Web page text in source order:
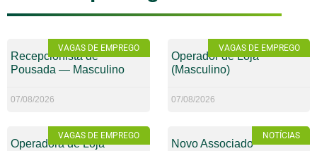
VAGAS DE EMPREGO
Recepcionista de
Pousada — Masculino
07/08/2026
VAGAS DE EMPREGO
Operador de Loja
(Masculino)
07/08/2026
VAGAS DE EMPREGO
Operadora de Loja
NOTÍCIAS
Novo Associado